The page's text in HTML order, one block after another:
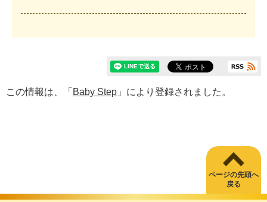
この情報は、「 Baby Step 」により登録されました。
ページの先頭へ
戻る